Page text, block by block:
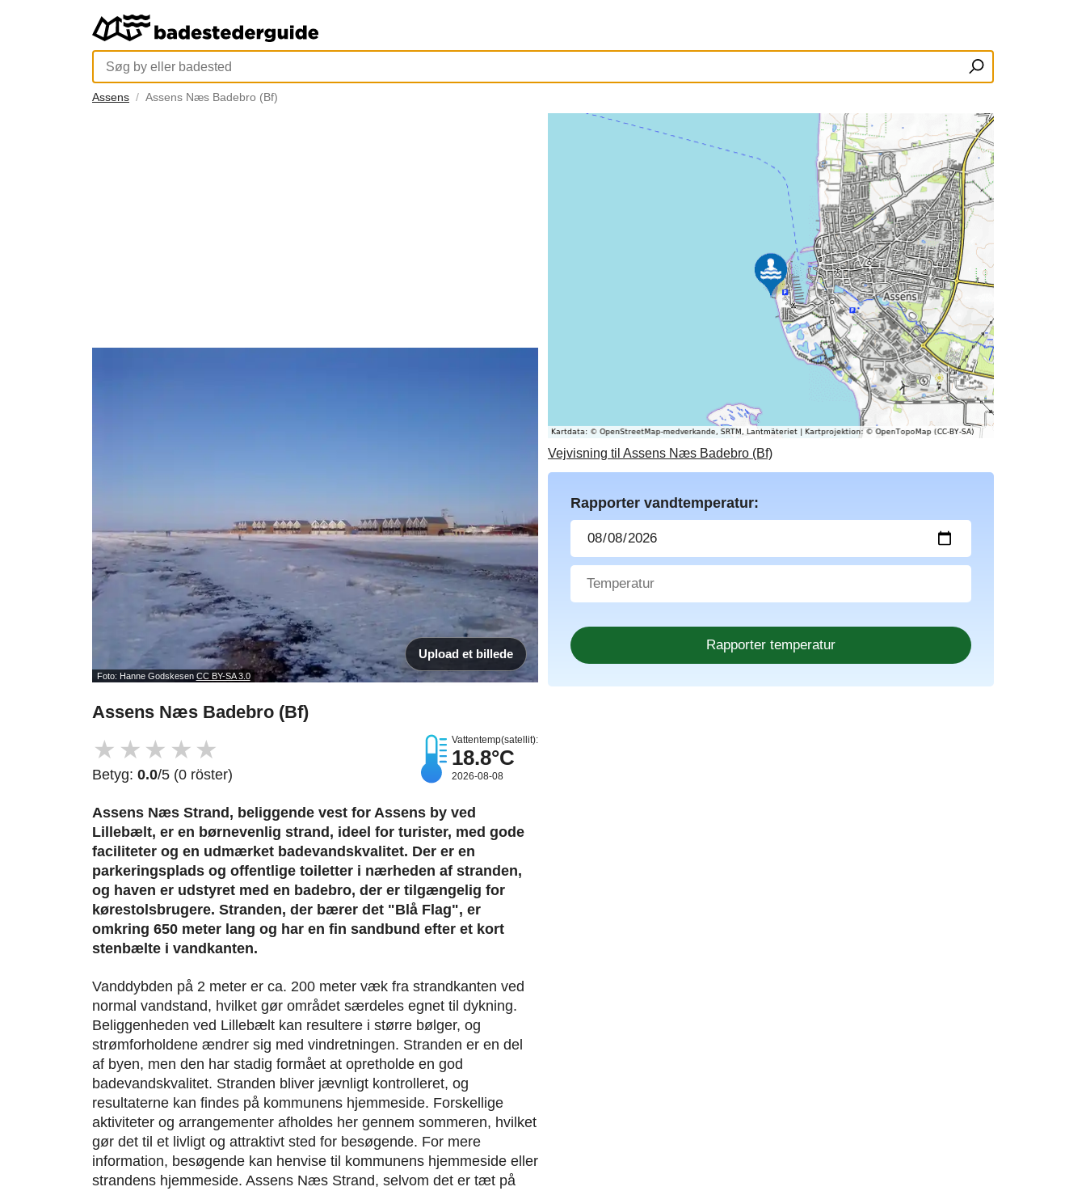
Assens Assens Næs Badebro (Bf)
Foto: Hanne Godskesen CC BY-SA 3.0
Upload et billede
Assens Næs Badebro (Bf)
★ ★ ★ ★ ★
Betyg: 0.0/5 (0 röster)
Vattentemp(satellit):
18.8°C
2026-08-08
Assens Næs Strand, beliggende vest for Assens by ved
Lillebælt, er en børnevenlig strand, ideel for turister, med gode
faciliteter og en udmærket badevandskvalitet. Der er en
parkeringsplads og offentlige toiletter i nærheden af stranden,
og haven er udstyret med en badebro, der er tilgængelig for
kørestolsbrugere. Stranden, der bærer det "Blå Flag", er
omkring 650 meter lang og har en fin sandbund efter et kort
stenbælte i vandkanten.
Vanddybden på 2 meter er ca. 200 meter væk fra strandkanten ved
normal vandstand, hvilket gør området særdeles egnet til dykning.
Beliggenheden ved Lillebælt kan resultere i større bølger, og
strømforholdene ændrer sig med vindretningen. Stranden er en del
af byen, men den har stadig formået at opretholde en god
badevandskvalitet. Stranden bliver jævnligt kontrolleret, og
resultaterne kan findes på kommunens hjemmeside. Forskellige
aktiviteter og arrangementer afholdes her gennem sommeren, hvilket
gør det til et livligt og attraktivt sted for besøgende. For mere
information, besøgende kan henvise til kommunens hjemmeside eller
strandens hjemmeside. Assens Næs Strand, selvom det er tæt på
Vejvisning til Assens Næs Badebro (Bf)
Rapporter vandtemperatur: